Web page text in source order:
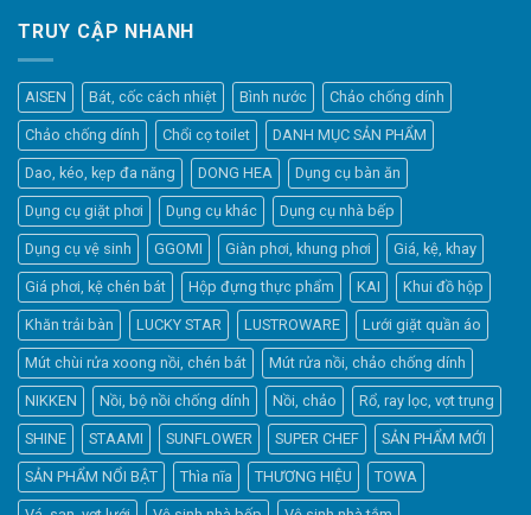
TRUY CẬP NHANH
AISEN Bát, cốc cách nhiệt Bình nước Chảo chống dính
Chảo chống dính Chổi cọ toilet DANH MỤC SẢN PHẨM
Dao, kéo, kẹp đa năng DONG HEA Dụng cụ bàn ăn
Dụng cụ giặt phơi Dụng cụ khác Dụng cụ nhà bếp
Dụng cụ vệ sinh GGOMI Giàn phơi, khung phơi Giá, kệ, khay
Giá phơi, kệ chén bát Hộp đựng thực phẩm KAI Khui đồ hộp
Khăn trải bàn LUCKY STAR LUSTROWARE Lưới giặt quần áo
Mút chùi rửa xoong nồi, chén bát Mút rửa nồi, chảo chống dính
NIKKEN Nồi, bộ nồi chống dính Nồi, chảo Rổ, ray lọc, vợt trụng
SHINE STAAMI SUNFLOWER SUPER CHEF SẢN PHẨM MỚI
SẢN PHẨM NỔI BẬT Thìa nĩa THƯƠNG HIỆU TOWA
Elfsight
Typically replies within a day